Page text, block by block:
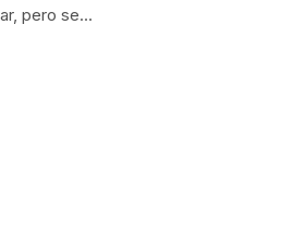
pero se…